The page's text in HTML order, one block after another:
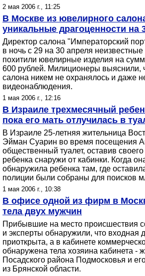
2 мая 2006 г., 11:25
В Москве из ювелирного
уникальные драгоценности на
Директор салона "Императорский
в ночь с 29 на 30 апреля
похитили ювелирные изделия на
600 рублей. Милиционеры выяснили,
салона никем не охранялось и даже
видеонаблюдения.
1 мая 2006 г., 12:16
В Израиле трехмесячный
пока его мать отлучилась в
В Израиле 25-летняя жительница
Эйман Суарин во время посещения
общественный туалет, оставив
ребенка снаружи от кабинки. Когда
обнаружила ребенка там, где
полиции были собраны для поисков
1 мая 2006 г., 10:38
В офисе одной из фирм в
тела двух мужчин
Прибывшие на место происшествия
и эксперты обнаружили, что входная
приоткрыта, а в кабинете
обнаружена тела хозяина кабинета -
Посадского района Подмосковья и
из Брянской области.